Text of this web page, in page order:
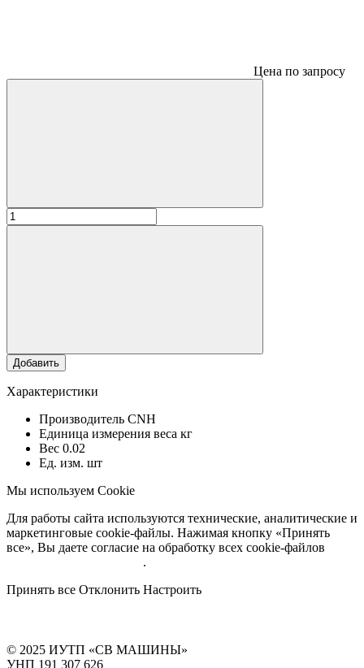
Цена по запросу
Добавить
Характеристики
Производитель CNH
Единица измерения веса кг
Вес 0.02
Ед. изм. шт
Мы используем Cookie
Для работы сайта используются технические, аналитические и
маркетинговые cookie-файлы. Нажимая кнопку «Принять
все», Вы даете согласие на обработку всех cookie-файлов
.
Принять все Отклонить Настроить
© 2025 ИУТП «СВ МАШИНЫ»
УНП 191 307 626